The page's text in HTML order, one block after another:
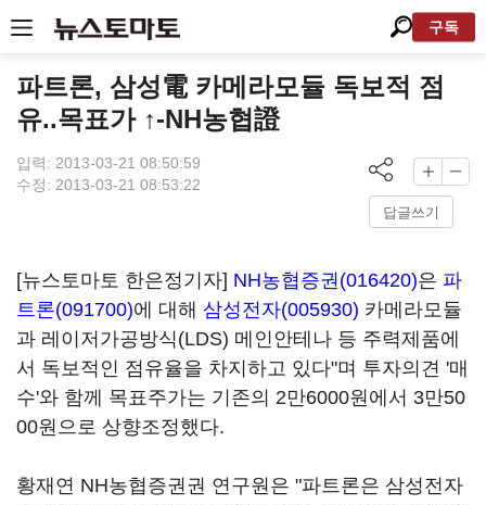
구독
파트론, 삼성電 카메라모듈 독보적 점
유..목표가 ↑-NH농협證
입력: 2013-03-21 08:50:59
수정: 2013-03-21 08:53:22
답글쓰기
[뉴스토마토 한은정기자] NH농협증권(016420)은 파
트론(091700)에 대해 삼성전자(005930) 카메라모듈
과 레이저가공방식(LDS) 메인안테나 등 주력제품에
서 독보적인 점유율을 차지하고 있다"며 투자의견 '매
수'와 함께 목표주가는 기존의 2만6000원에서 3만50
00원으로 상향조정했다.
황재연 NH농협증권권 연구원은 "파트론은 삼성전자